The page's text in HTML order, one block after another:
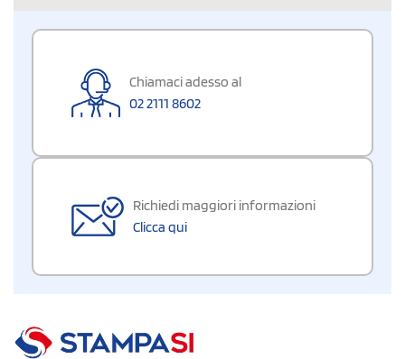
Chiamaci adesso al
02 2111 8602
Richiedi maggiori informazioni
Clicca qui